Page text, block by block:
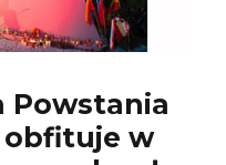
Powstania
obfituje w